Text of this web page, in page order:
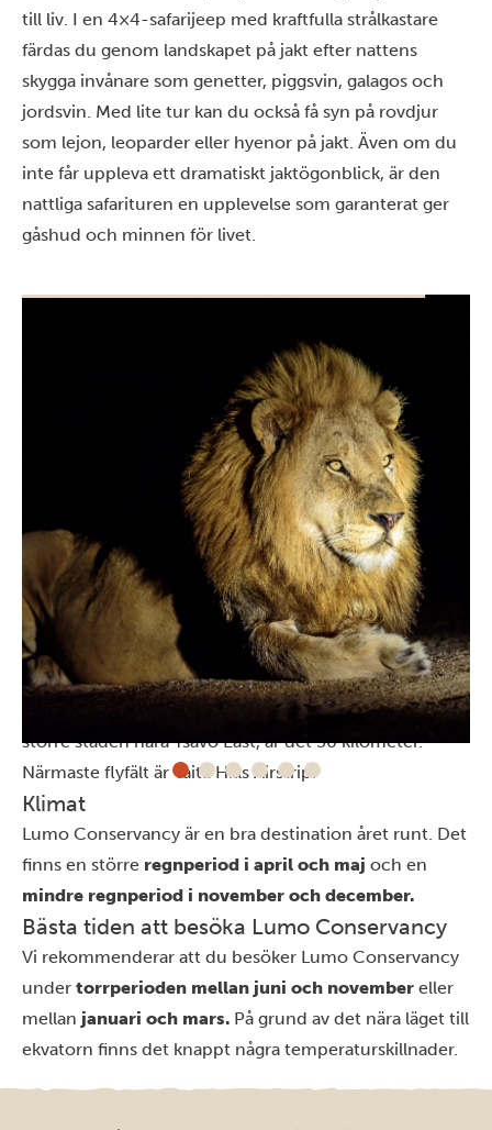
till liv. I en 4×4-safarijeep med kraftfulla strålkastare
färdas du genom landskapet på jakt efter nattens
skygga invånare som genetter, piggsvin, galagos och
jordsvin. Med lite tur kan du också få syn på rovdjur
som lejon, leoparder eller hyenor på jakt. Även om du
inte får uppleva ett dramatiskt jaktögonblick, är den
nattliga safarituren en upplevelse som garanterat ger
gåshud och minnen för livet.
Så tar man sig hit
Lumo ligger cirka 200 kilometer frånMombasa. Från
är avståndet 360 kilometer och från Voi, den
större staden nära Tsavo East, är det 50 kilometer.
Närmaste flyfält är Taita Hills Airstrip.
Klimat
Lumo Conservancy är en bra destination året runt. Det
finns en större regnperiod i april och maj och en
mindre regnperiod i november och december.
Bästa tiden att besöka Lumo Conservancy
Vi rekommenderar att du besöker Lumo Conservancy
under torrperioden mellan juni och november eller
mellan januari och mars. På grund av det nära läget till
ekvatorn finns det knappt några temperaturskillnader.